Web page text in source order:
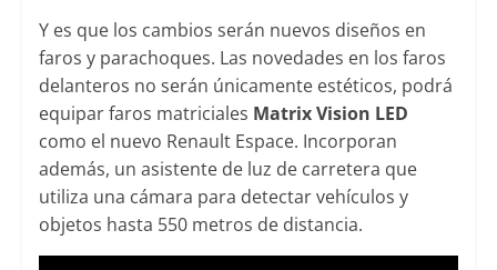
Y es que los cambios serán nuevos diseños en
faros y parachoques. Las novedades en los faros
delanteros no serán únicamente estéticos, podrá
equipar faros matriciales Matrix Vision LED
como el nuevo Renault Espace. Incorporan
además, un asistente de luz de carretera que
utiliza una cámara para detectar vehículos y
objetos hasta 550 metros de distancia.